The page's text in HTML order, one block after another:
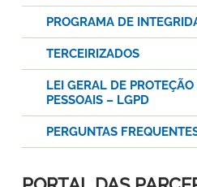
PROGRAMA DE
TERCEIRIZADOS
LEI GERAL DE
PESSOAIS – LGPD
PERGUNTAS